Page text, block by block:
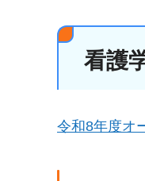
看護
令和8年度オ